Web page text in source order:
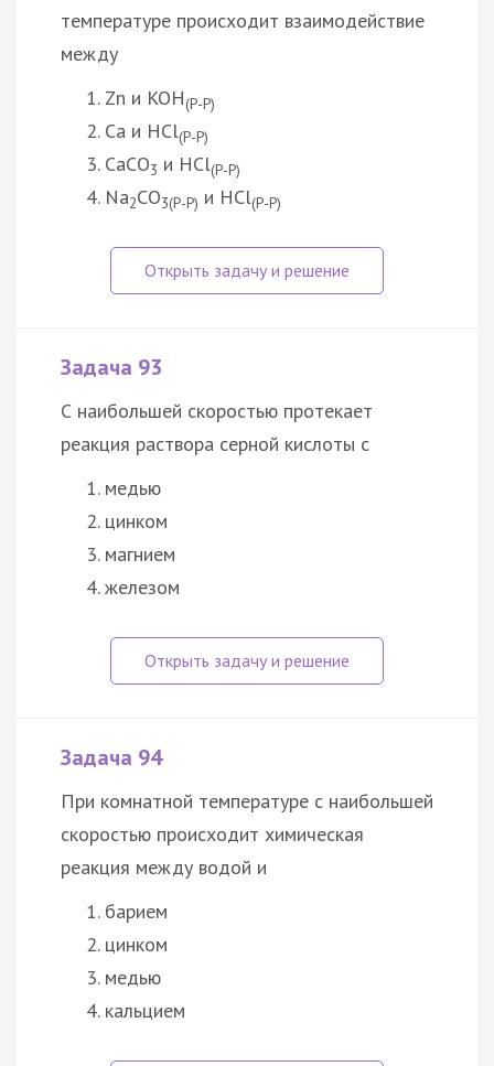
температуре происходит взаимодействие
между
Zn и KOH(Р-Р)
Ca и HCl(Р-Р)
CaCO3 и HCl(Р-Р)
Na2CO3(Р-Р) и HCl(Р-Р)
Задача 93
С наибольшей скоростью протекает
реакция раствора серной кислоты с
медью
цинком
магнием
железом
Задача 94
При комнатной температуре с наибольшей
скоростью происходит химическая
реакция между водой и
барием
цинком
медью
кальцием